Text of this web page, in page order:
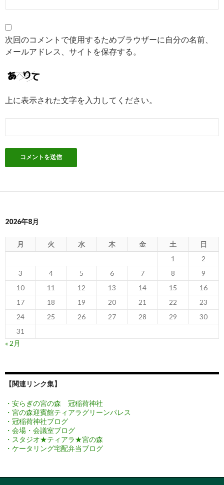
次回のコメントで使用するためブラウザーに自分の名前、
メールアドレス、サイトを保存する。
上に表示された文字を入力してください。
2026年8月
月 火 水 木 金 土
日
1
2
3
4 5 6 7 8
9
10
11 12 13 14 15
16
17
18 19 20 21 22
23
24
25 26 27 28 29
30
31
« 2月
【関連リンク集】
・安らぎの宮の森 冠稲荷神社
・宮の森迎賓館ティアラグリーンパレス
・冠稲荷神社ブログ
・会場・会議室ブログ
・スタジオ★ティアラ★宮の森
・ケータリング宅配弁当ブログ